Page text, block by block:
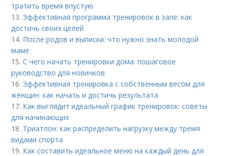
тратить время впустую
13. Эффективная программа тренировок в зале: как
достичь своих целей
14. После родов и выписки: что нужно знать молодой
маме
15.С чего начать тренировки дома: пошаговое
руководство для новичков
16. Эффективная тренировка с собственным весом для
женщин: как начать и достичь результата
17. Как выглядит идеальный график тренировок: советы
для начинающих
18. Триатлон: как распределить нагрузку между тремя
видами спорта
19. Как составить идеальное меню на каждый день для